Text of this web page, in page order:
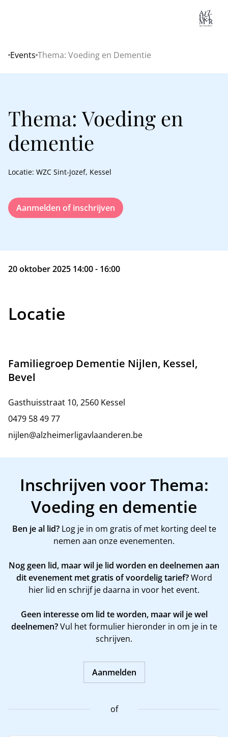
Home
Events Thema: Voeding en Dementie
Thema: Voeding en
dementie
Locatie: WZC Sint-Jozef, Kessel
Aanmelden of inschrijven
20 oktober 2025 14:00 - 16:00
Locatie
Familiegroep Dementie Nijlen, Kessel,
Bevel
Gasthuisstraat 10, 2560 Kessel
0479 58 49 77
nijlen@alzheimerligavlaanderen.be
Inschrijven voor Thema:
Voeding en dementie
Ben je al lid?Log je in om gratis of met korting deel te
nemen aan onze evenementen.
Nog geen lid, maar wil je lid worden en deelnemen aan
dit evenement met gratis of voordelig tarief?Word
hier lid en schrijf je daarna in voor het event.
Geen interesse om lid te worden, maar wil je wel
deelnemen?Vul het formulier hieronder in om je in te
schrijven.
Aanmelden
of